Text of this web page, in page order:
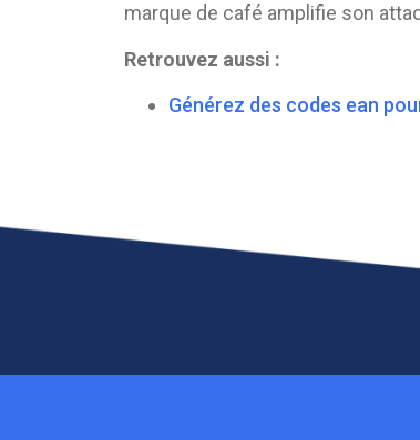
marque de café amplifie son
Retrouvez aussi :
Générez des codes ean